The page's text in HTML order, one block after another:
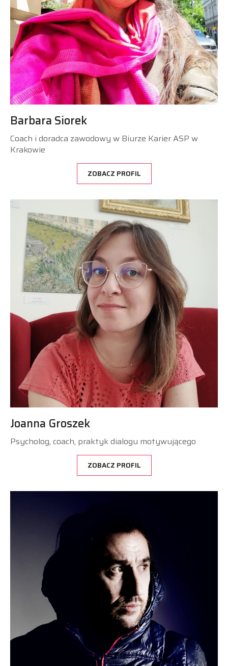
Barbara Siorek
Coach i doradca zawodowy w Biurze Karier ASP w
Krakowie
ZOBACZ PROFIL
Joanna Groszek
Psycholog, coach, praktyk dialogu motywującego
ZOBACZ PROFIL